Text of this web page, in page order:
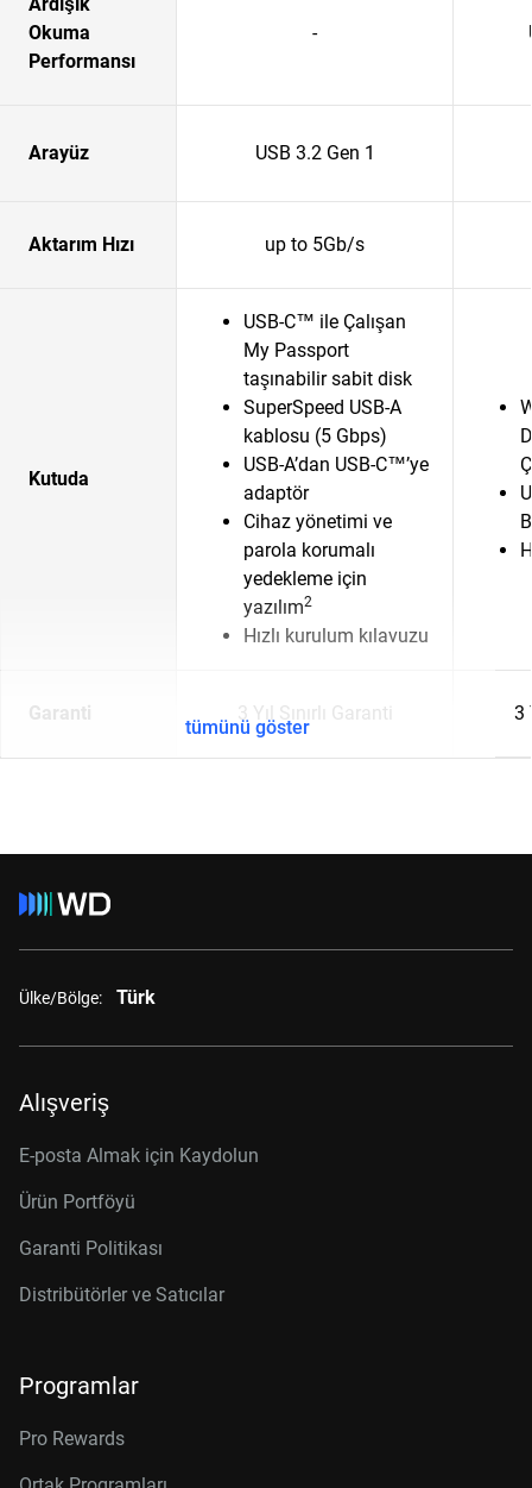
Okuma
Performansı
-
Arayüz USB 3.2 Gen 1
Aktarım Hızı up to 5Gb/s
Kutuda
USB-C™ ile Çalışan
My Passport
taşınabilir sabit disk
SuperSpeed USB-A
kablosu (5 Gbps)
USB-A’dan USB-C™’ye
adaptör
Cihaz yönetimi ve
parola korumalı
yedekleme için
yazılım2
Hızlı kurulum kılavuzu
Garanti 3 Yıl Sınırlı Garanti 3
tümünü göster
Ülke/Bölge: Türk
Alışveriş
E-posta Almak için Kaydolun
Ürün Portföyü
Garanti Politikası
Distribütörler ve Satıcılar
Programlar
Pro Rewards